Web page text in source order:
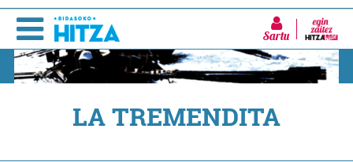
Sartu
LA TREMENDITA